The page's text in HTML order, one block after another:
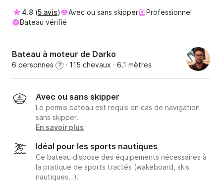
4.8 (5 avis) Avec ou sans skipper
Professionnel
Bateau vérifié
Bateau à moteur de Darko
6 personnes ? · 115 chevaux · 6.1 mètres
Avec ou sans skipper
Le permis bateau est requis en cas de navigation
sans skipper.
En savoir plus
Idéal pour les sports nautiques
Ce bateau dispose des équipements nécessaires à
la pratique de sports tractés (wakeboard, skis
nautiques…).